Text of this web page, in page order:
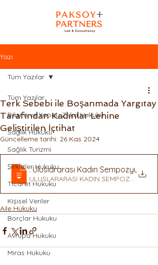
Yazı
Tüm Yazılar
Bilişim ve Yapay Zeka Hukuku
Sağlık Hukuku
Sağlık Turizmi
Şirketler Hukuku
Ticaret Hukuku
Kişisel Veriler
Borçlar Hukuku
Avrupa Hukuku
Miras Hukuku
Tüm Yazılar
Terk Sebebi ile Boşanmada Yargıtay
Tarafından Kadınlar Lehine
Geliştirilen İçtihat
Güncelleme tarihi: 26 Kas 2024
2
. Uluslararası Kadın Sempozyumu
ULUSLARARASI KADIN SEMPOZYUMU
Aile Hukuku